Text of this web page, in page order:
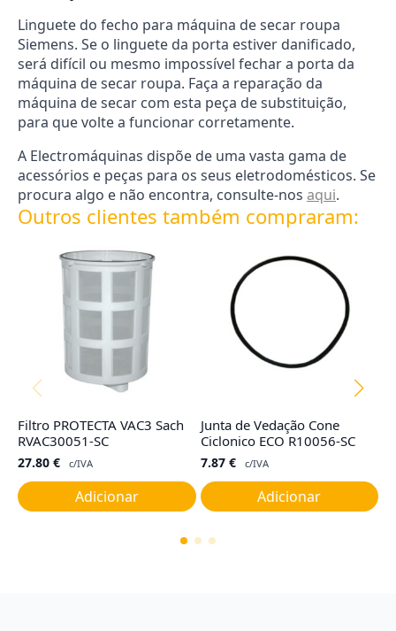
Linguete do fecho para máquina de secar roupa
Siemens. Se o linguete da porta estiver danificado,
será difícil ou mesmo impossível fechar a porta da
máquina de secar roupa. Faça a reparação da
máquina de secar com esta peça de substituição,
para que volte a funcionar corretamente.
A Electromáquinas dispõe de uma vasta gama de
acessórios e peças para os seus eletrodomésticos. Se
procura algo e não encontra, consulte-nos aqui.
Outros clientes também compraram:
Filtro PROTECTA VAC3 Sach
RVAC30051-SC
27.80 € c/IVA
Adicionar
Junta de Vedação Cone
Ciclonico ECO R10056-SC
7.87 € c/IVA
Adicionar